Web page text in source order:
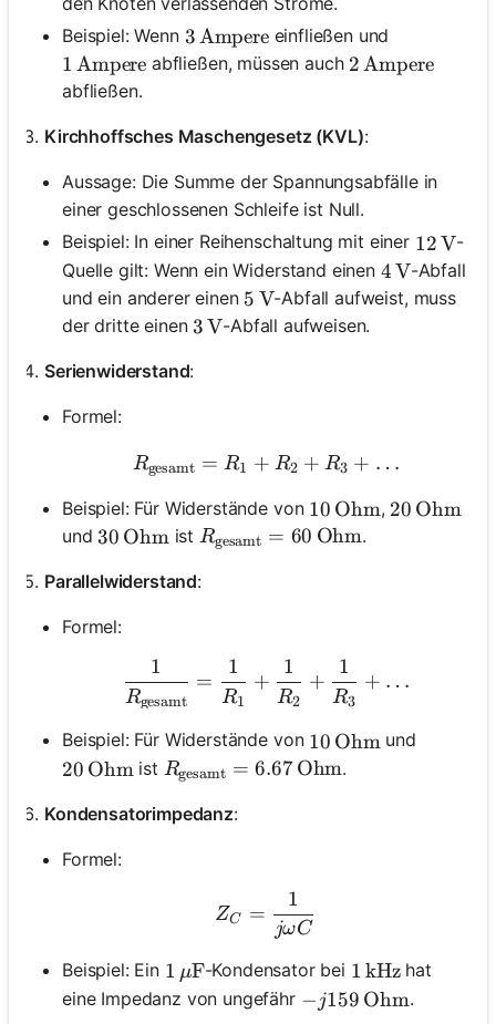
Beispiel: Wenn 3 \, \text{Ampere}
3Ampereeinfließen und
1 \, \text{Ampere}
1 Ampere abfließen, müssen auch 2 \,
2Ampere
abfließen.
Kirchhoffsches Maschengesetz (KVL):
Aussage: Die Summe der Spannungsabfälle in
einer geschlossenen Schleife ist Null.
Beispiel: In einer Reihenschaltung mit einer 12 \,
12V-
Quelle gilt: Wenn ein Widerstand einen 4 \,
4V-Abfall
und ein anderer einen 5 \, \text{V}
5 V-Abfall aufweist, muss
der dritte einen3 \, \text{V}
3V-Abfall aufweisen.
Serienwiderstand:
Formel:
R_{\text{gesamt}} =
Rgesamt = R1 + R2 + R3 + …
Beispiel: Für Widerstände von 10 \, \text{Ohm}
10 Ohm, 20 \,
20 Ohm
und30 \, \text{Ohm}
30 Ohm ist R_{\text{gesamt}} = 60 \,
Rgesamt = 60 Ohm.
Parallelwiderstand:
Formel:
Rgesamt
1
=
R1
1
+
R2
1
+
R3
1
+ …
Beispiel: Für Widerstände von 10 \, \text{Ohm}
10 Ohm und
20 \, \text{Ohm}
20 Ohm ist R_{\text{gesamt}} = 6.67 \,
Rgesamt = 6.67 Ohm.
Kondensatorimpedanz:
Formel:
Z_C =
ZC =
jωC
1
Beispiel: Ein 1 \, \mu\text{F}
1 μF-Kondensator bei 1 \, \text{kHz}
1 kHzhat
eine Impedanz von ungefähr -j159 \, \text{Ohm}
− j159 Ohm.